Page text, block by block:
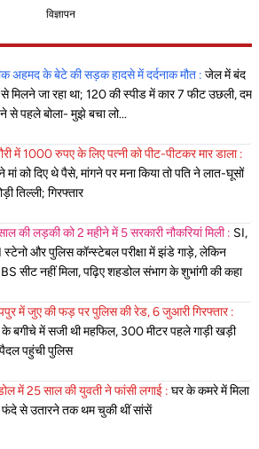
विज्ञापन
अहमद के बेटे की सड़क हादसे में दर्दनाक मौत : जेल में बंद
से मिलने जा रहा था; 120 की स्पीड में कार 7 फीट उछली, दम
से पहले बोला- मुझे बचा लो...
में 1000 रुपए के लिए पत्नी को पीट-पीटकर मार डाला :
मां को दिए थे पैसे, मांगने पर मना किया तो पति ने लात-घूसों
तिल्ली; गिरफ्तार
की लड़की को 2 महीने में 5 सरकारी नौकरियां मिली : SI,
और पुलिस कॉन्स्टेबल परीक्षा में झंडे गाड़े, लेकिन
सीट नहीं मिला, पढ़िए शहडोल संभाग के शुभांगी की कहा
में जुए की फड़ पर पुलिस की रेड, 6 जुआरी गिरफ्तार :
बगीचे में सजी थी महफिल, 300 मीटर पहले गाड़ी खड़ी
पहुंची पुलिस
में 25 साल की युवती ने फांसी लगाई : घर के कमरे में मिला
से उतारने तक थम चुकी थीं सांसें